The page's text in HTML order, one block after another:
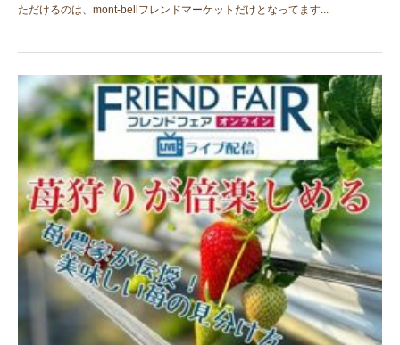
ただけるのは、mont-bellフレンドマーケットだけとなってます...